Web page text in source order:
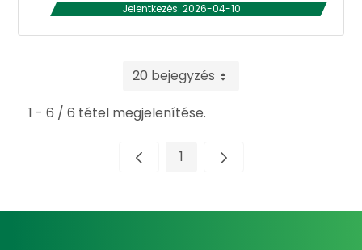
Jelentkezés: 2026-04-10
20 bejegyzés
1 - 6 / 6 tétel megjelenítése.
Oldal
1